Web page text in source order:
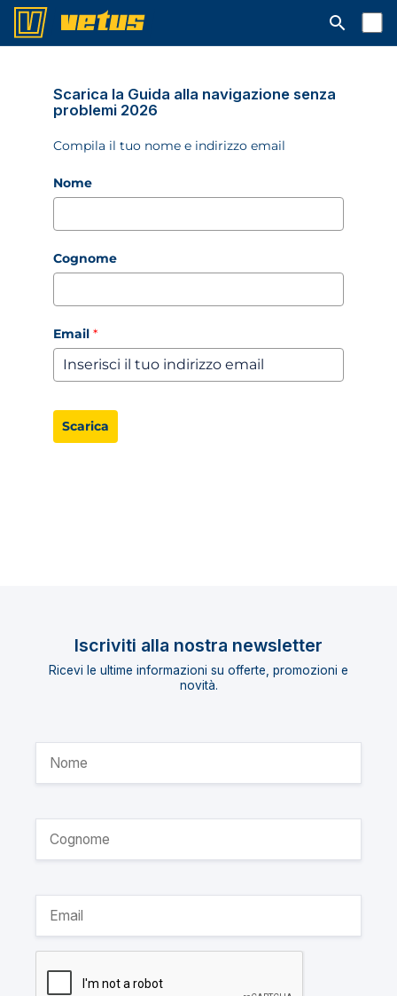
Aprire la
Scarica la Guida alla navigazione senza
problemi 2026
Compila il tuo nome e indirizzo email
Nome
Cognome
Email *
Scarica
Iscriviti alla nostra newsletter
Ricevi le ultime informazioni su offerte, promozioni e
novità.